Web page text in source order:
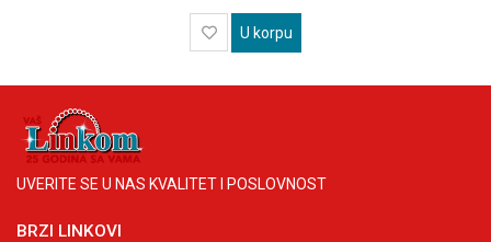
U korpu
UVERITE SE U NAS KVALITET I POSLOVNOST
BRZI LINKOVI